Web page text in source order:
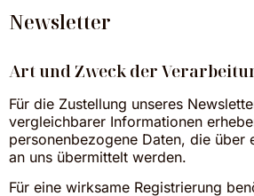
Newsletter
Art und Zweck der
Für die Zustellung unseres
vergleichbarer Informationen
personenbezogene Daten, die über
an uns übermittelt werden.
Für eine wirksame Registrierung